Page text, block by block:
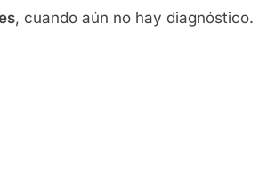
, cuando aún no hay diagnóstico.